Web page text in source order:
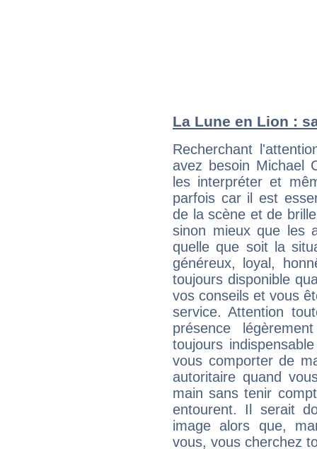
La Lune en Lion :
Recherchant
avez besoin Michael
les interpréter et
parfois car il est
de la scène et de
sinon mieux que les
quelle que soit la
généreux, loyal,
toujours disponible
vos conseils et vous
service. Attention
présence
toujours
vous comporter de
autoritaire quand
main sans tenir
entourent. Il serait
image alors que,
vous, vous cherchez